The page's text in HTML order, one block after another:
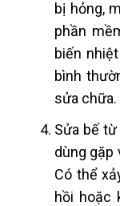
bị hỏng,
phần
biến
bình
sửa chữa.
Sửa bế từ
dùng gặp
Có thể
hồi hoặc